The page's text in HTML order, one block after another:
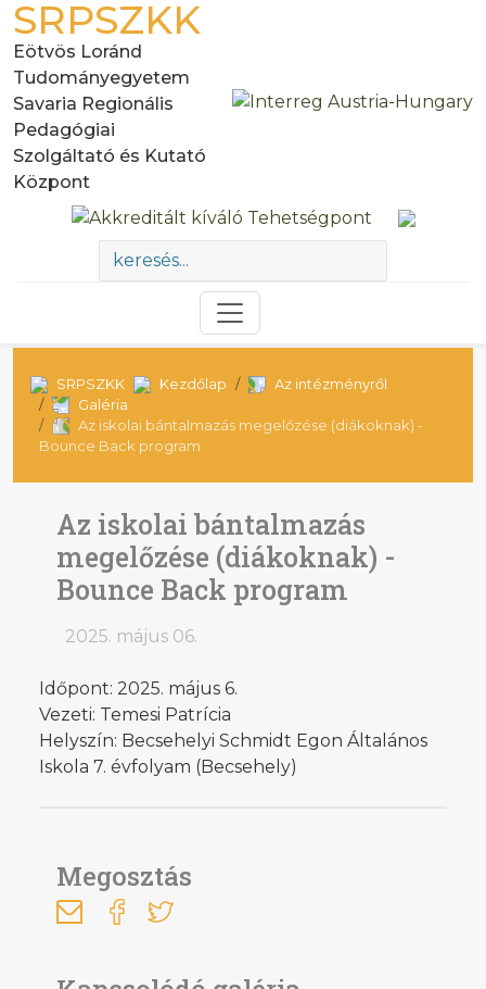
SRPSZKK
Eötvös Loránd
Tudományegyetem
Savaria Regionális
Pedagógiai
Szolgáltató és Kutató
Központ
SRPSZKK Kezdőlap
Az intézményről
Galéria
Az iskolai bántalmazás megelőzése (diákoknak) -
Bounce Back program
Az iskolai bántalmazás
megelőzése (diákoknak) -
Bounce Back program
2025. május 06.
Időpont: 2025. május 6.
Vezeti: Temesi Patrícia
Helyszín: Becsehelyi Schmidt Egon Általános
Iskola 7. évfolyam (Becsehely)
Megosztás